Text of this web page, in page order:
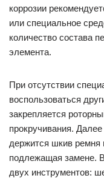
коррозии
или специальное
количество состава
элемента.
При отсутствии
воспользоваться
закрепляется
прокручивания.
держится шкив ремня
подлежащая замене.
двух инструментов: